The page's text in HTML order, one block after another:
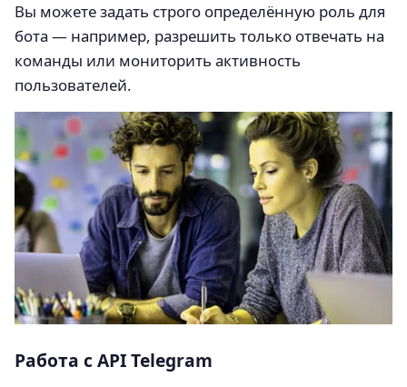
Вы можете задать строго определённую роль для
бота — например, разрешить только отвечать на
команды или мониторить активность
пользователей.
Работа с API Telegram